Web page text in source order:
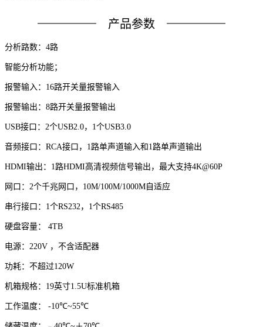
产品参数
分析路数： 4路
智能分析功能；
报警输入： 16路开关量报警输入
报警输出： 8路开关量报警输出
USB接口： 2个USB2.0， 1个USB3.0
音频接口： RCA接口， 1 路单声道输入和1 路单声道输出
HDMI输出： 1 路HDMI高清视频信号输出，最大支持4K@60P
网口： 2个千兆网口， 10M/100M/1000M自适应
串行接口： 1个RS232 ， 1个RS485
硬盘容量： 4TB
电源： 220V ，不含适配器
功耗：不超过120W
机箱规格： 19英寸1.5U标准机箱
工作温度： -10℃~55℃